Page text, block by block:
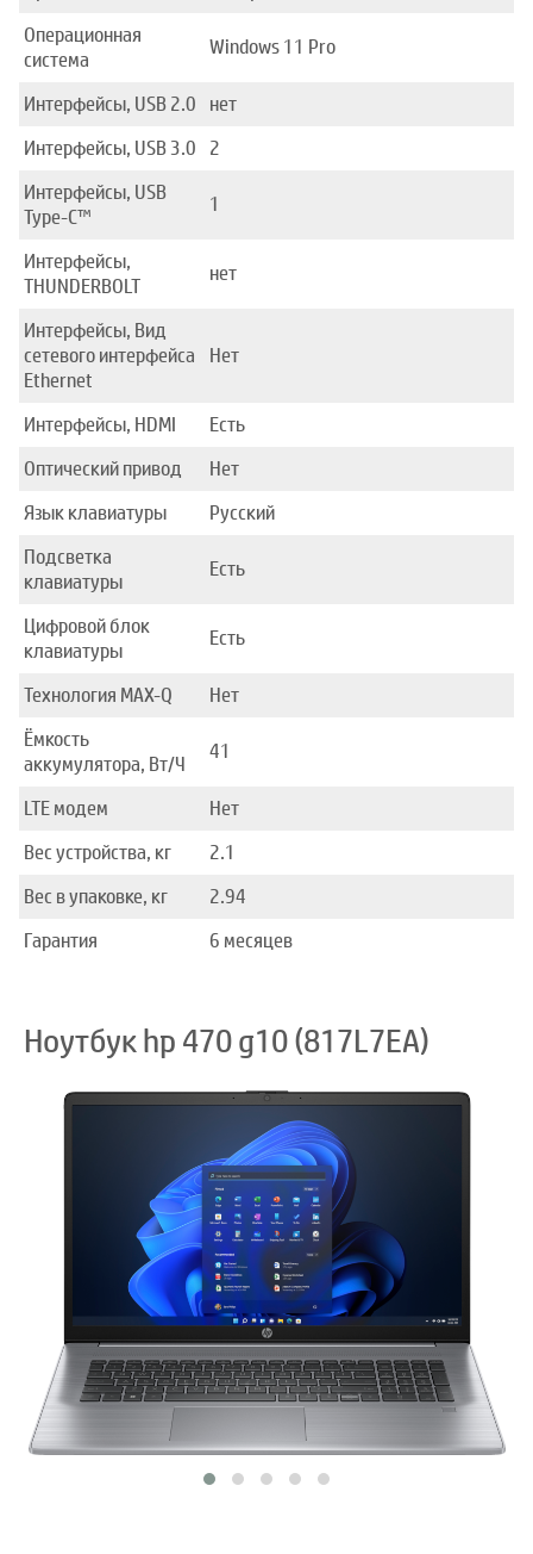
Операционная
система
Windows 11 Pro
Интерфейсы, USB 2.0
нет
Интерфейсы, USB 3.0
2
Интерфейсы, USB
Type-C™
1
Интерфейсы,
THUNDERBOLT
нет
Интерфейсы, Вид
сетевого интерфейса
Ethernet
Нет
Интерфейсы, HDMI
Есть
Оптический привод
Нет
Язык клавиатуры
Русский
Подсветка
клавиатуры
Есть
Цифровой блок
клавиатуры
Есть
Технология MAX-Q
Нет
Ёмкость
аккумулятора, Вт/Ч
41
LTE модем
Нет
Вес устройства, кг
2.1
Вес в упаковке, кг
2.94
Гарантия
6 месяцев
Ноутбук hp 470 g10 (817L7EA)